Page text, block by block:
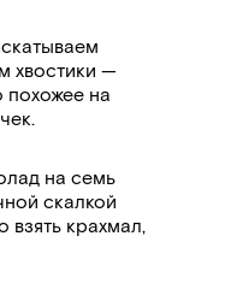
хвостики —
похожее на
на семь
скалкой
взять крахмал,